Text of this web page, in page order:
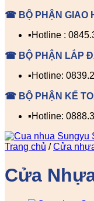
☎ BỘ PHẬN GIAO
▪️Hotline :
☎ BỘ PHẬN LẮP
▪️Hotline:
☎ BỘ PHẬN KẾ
▪️Hotline:
Trang chủ / Cửa
Cửa